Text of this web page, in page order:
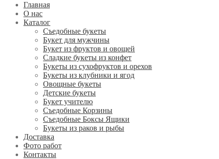
Главная
О нас
Каталог
Съедобные букеты
Букет для мужчины
Букет из фруктов и овощей
Сладкие букеты из конфет
Букеты из сухофруктов и орехов
Букеты из клубники и ягод
Овощные букеты
Детские букеты
Букет учителю
Съедобные Корзины
Съедобные Боксы Ящики
Букеты из раков и рыбы
Доставка
Фото работ
Контакты